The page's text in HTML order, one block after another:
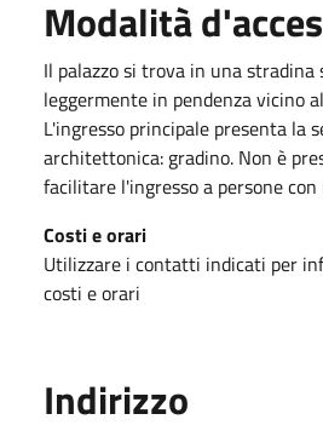
Modalità
Il palazzo si trova in una stradina
leggermente in pendenza vicino
L'ingresso principale presenta la
architettonica: gradino. Non è
facilitare l'ingresso a persone
Costi e orari
Utilizzare i contatti indicati per
costi e orari
Indirizzo